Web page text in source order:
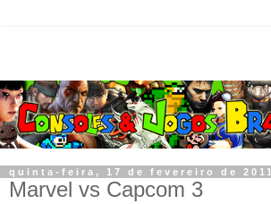
quinta-feira, 17 de fevereiro de 2011
Marvel vs Capcom 3